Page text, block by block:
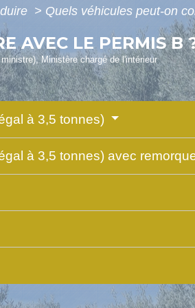
> Quels véhicules peut-on
AVEC LE PERMIS B
Ministère chargé de l'intérieur
à 3,5 tonnes)
à 3,5 tonnes) avec